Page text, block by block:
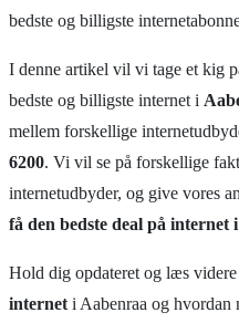
bedste og billigste
I denne artikel vil vi tage et kig
bedste og billigste internet i
mellem forskellige
6200. Vi vil se på forskellige
internetudbyder, og give vores
få den bedste deal på internet
Hold dig opdateret og læs
internet i Aabenraa og hvordan